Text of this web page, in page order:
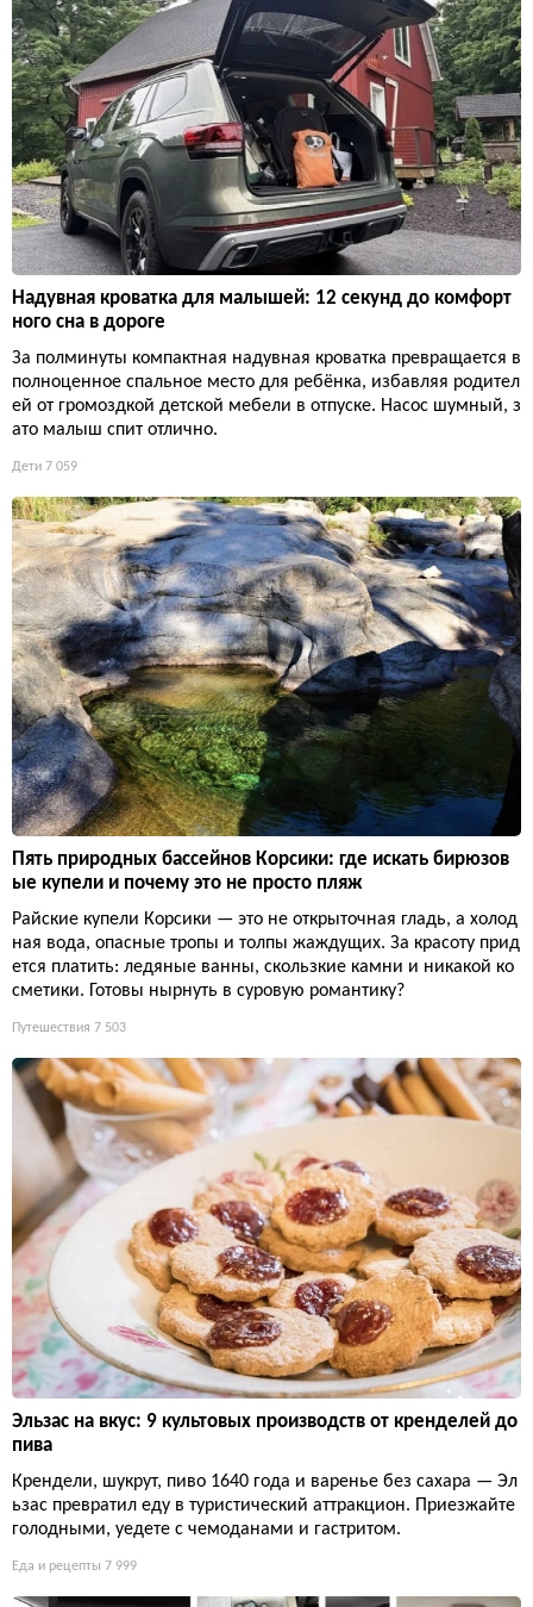
Надувная кроватка для малышей: 12 секунд до комфорт
ного сна в дороге
За полминуты компактная надувная кроватка превращается в
полноценное спальное место для ребёнка, избавляя родител
ей от громоздкой детской мебели в отпуске. Насос шумный, з
ато малыш спит отлично.
Дети 7 059
Пять природных бассейнов Корсики: где искать бирюзов
ые купели и почему это не просто пляж
Райские купели Корсики — это не открыточная гладь, а холод
ная вода, опасные тропы и толпы жаждущих. За красоту прид
ется платить: ледяные ванны, скользкие камни и никакой ко
сметики. Готовы нырнуть в суровую романтику?
Путешествия 7 503
Эльзас на вкус: 9 культовых производств от кренделей до
пива
Крендели, шукрут, пиво 1640 года и варенье без сахара — Эл
ьзас превратил еду в туристический аттракцион. Приезжайте
голодными, уедете с чемоданами и гастритом.
Еда и рецепты 7 999